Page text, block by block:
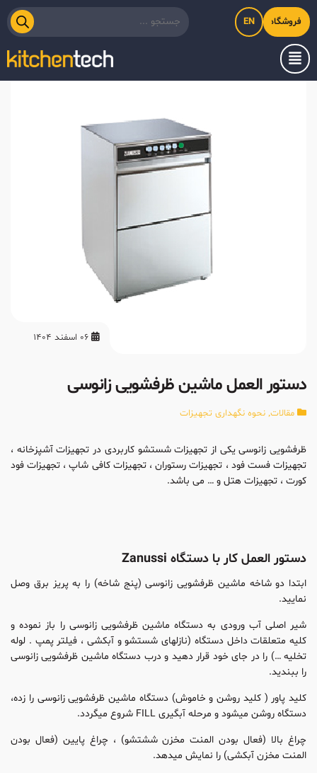
فروشگاه اینترنتی کیت‌لاین
EN
دستور العمل ماشین ظرفشویی زانوسی
مقالات, نحوه نگهداری تجهیزات
ظرفشویی زانوسی یکی از تجهیزات شستشو کاربردی در تجهیزات آشپزخانه ،
تجهیزات فست فود ، تجهیزات رستوران ، تجهیزات کافی شاپ ، تجهیزات فود
کورت ، تجهیزات هتل و … می باشد.
دستور العمل کار با دستگاه Zanussi
ابتدا دو شاخه ماشین ظرفشویی زانوسی (پنج شاخه) را به پریز برق وصل
نمایید.
شیر اصلی آب ورودی به دستگاه ماشین ظرفشویی زانوسی را باز نموده و
کلیه متعلقات داخل دستگاه (نازلهای شستشو و آبکشی ، فیلتر پمپ . لوله
تخلیه …) را در جای خود قرار دهید و درب دستگاه ماشین ظرفشویی زانوسی
را ببندید.
کلید پاور ( کلید روشن و خاموش) دستگاه ماشین ظرفشویی زانوسی را زده،
دستگاه روشن میشود و مرحله آبگیری FILL شروع میگردد.
چراغ بالا (فعال بودن المنت مخزن ششتشو) ، چراغ پایین (فعال بودن
المنت مخزن آبکشی) را نمایش میدهد.